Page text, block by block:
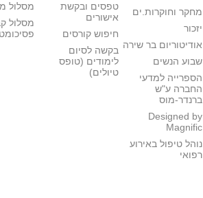
מחקר וחוקרות.ים
יזכור
אודיטוריום בר שירה
שבוע הנשים
הספרייה למדעי
החברה ע"ש
ברנדר-מוס
Designed by
Magnific
נוהל טיפול באירוע
רפואי
טפסים ובקשת
אישורים
חיפוש קורסים
בקשה לסיום
לימודים (טופס
טיולים)
מסלול
מסלול